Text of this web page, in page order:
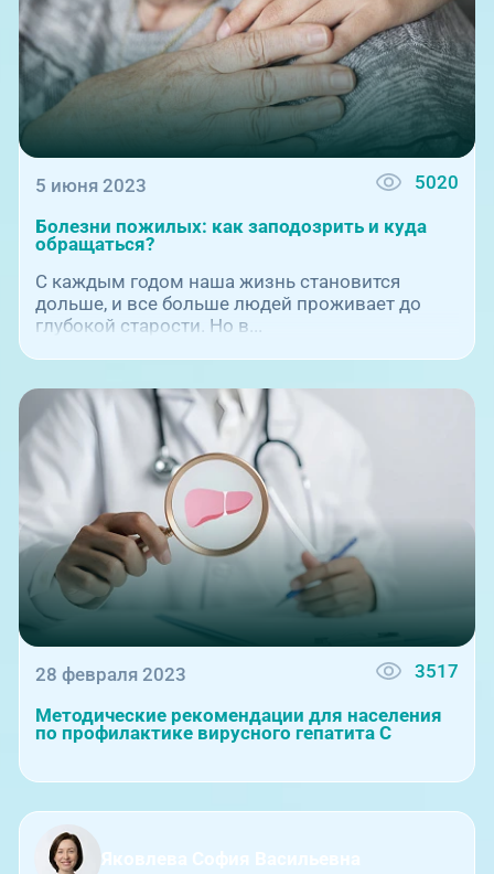
5 июня 2023 5020
Болезни пожилых: как заподозрить и куда
обращаться?
С каждым годом наша жизнь становится
дольше, и все больше людей проживает до
глубокой старости. Но в...
28 февраля 2023 3517
Методические рекомендации для населения
по профилактике вирусного гепатита С
Яковлева София Васильевна